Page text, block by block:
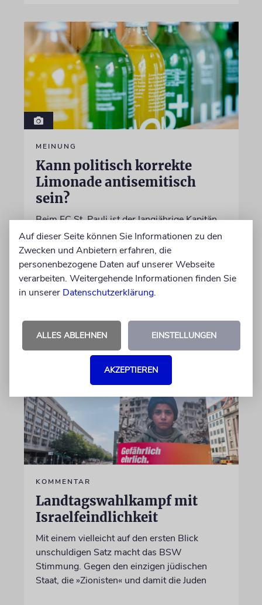
MEINUNG
Kann politisch korrekte
Limonade antisemitisch
sein?
Beim FC St. Pauli ist der langjährige Kapitän
Jackson Irvine weg, doch bei der politisch
korrekten Brausefirma »LemonAid« sitzt der
anti-israelische Australier weiter im
Aufsichtsrat
06.08.2026
KOMMENTAR
Landtagswahlkampf mit
Israelfeindlichkeit
Mit einem vielleicht auf den ersten Blick
unschuldigen Satz macht das BSW
Stimmung. Gegen den einzigen jüdischen
Staat, die »Zionisten« und damit die Juden
Auf dieser Seite können Sie Informationen zu den
Zwecken und Anbietern erfahren, die
personenbezogene Daten auf unserer Webseite
verarbeiten. Weitergehende Informationen finden Sie
in unserer Datenschutzerklärung.
ALLES ABLEHNEN EINSTELLUNGEN
AKZEPTIEREN